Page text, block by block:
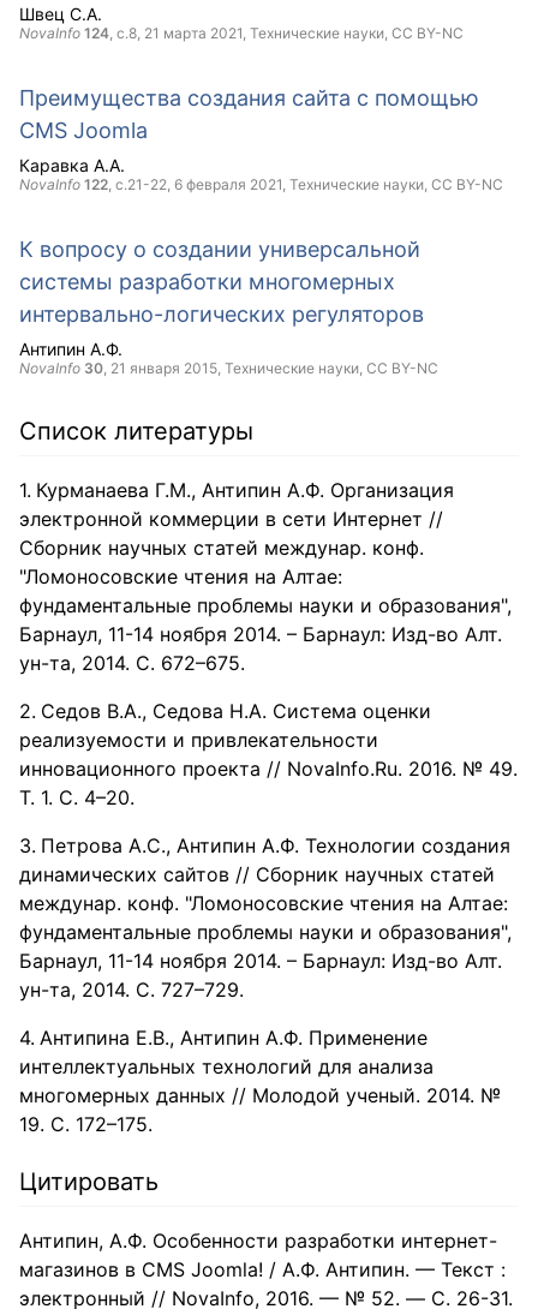
Швец С.А.
NovaInfo 124, с.8, 21 марта 2021, Технические науки, CC BY-NC
Преимущества создания сайта с помощью
CMS Joomla
Каравка А.А.
NovaInfo 122, с.21-22, 6 февраля 2021, Технические науки, CC BY-NC
К вопросу о создании универсальной
системы разработки многомерных
интервально-логических регуляторов
Антипин А.Ф.
NovaInfo 30, 21 января 2015, Технические науки, CC BY-NC
Список литературы
Курманаева Г.М., Антипин А.Ф. Организация
электронной коммерции в сети Интернет //
Сборник научных статей междунар. конф.
"Ломоносовские чтения на Алтае:
фундаментальные проблемы науки и образования",
Барнаул, 11-14 ноября 2014. – Барнаул: Изд-во Алт.
ун-та, 2014. С. 672–675.
Седов В.А., Седова Н.А. Система оценки
реализуемости и привлекательности
инновационного проекта // NovaInfo.Ru. 2016. № 49.
Т. 1. С. 4–20.
Петрова А.С., Антипин А.Ф. Технологии создания
динамических сайтов // Сборник научных статей
междунар. конф. "Ломоносовские чтения на Алтае:
фундаментальные проблемы науки и образования",
Барнаул, 11-14 ноября 2014. – Барнаул: Изд-во Алт.
ун-та, 2014. С. 727–729.
Антипина Е.В., Антипин А.Ф. Применение
интеллектуальных технологий для анализа
многомерных данных // Молодой ученый. 2014. №
19. С. 172–175.
Цитировать
Антипин, А.Ф. Особенности разработки интернет-
магазинов в CMS Joomla! / А.Ф. Антипин. — Текст :
электронный // NovaInfo, 2016. — № 52. — С. 26-31.